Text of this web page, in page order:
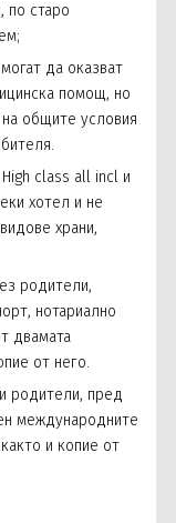
по старо
да оказват
помощ, но
общите условия
class all incl и
хотел и не
храни,
родители,
нотариално
двамата
от него.
родители, пред
международните
и копие от